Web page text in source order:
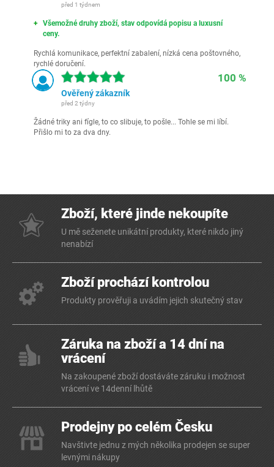
před 1 týdnem
Všemožné druhy zboží, stav odpovídá popisu a luxusní
ceny.
Rychlá komunikace, perfektní zabalení, nízká cena poštovného,
rychlé doručení.
100 %
Ověřený zákazník
před 2 týdny
Žádné triky ani fígle, to co slibuje, to pošle... Tohle se mi líbí.
Přišlo mi to za dva dny.
Zboží, které jinde nekoupíte
U mě seženete unikátní produkty, které nikdo jiný
nenabízí
Zboží prochází kontrolou
Produkty prověřuji a uvádím jejich skutečný stav
Záruka na zboží a 14 dní na
vrácení
Na zakoupené zboží dostáváte záruku i možnost
vrácení ve 14denní lhůtě
Prodejny po celém Česku
Navštivte jednu z mých několika prodejen se super
levnými nákupy